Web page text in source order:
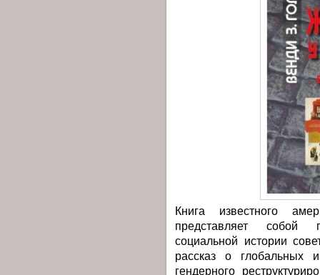
Книга известного
представляет собой
социальной истории
рассказ о глобальных
гендерного